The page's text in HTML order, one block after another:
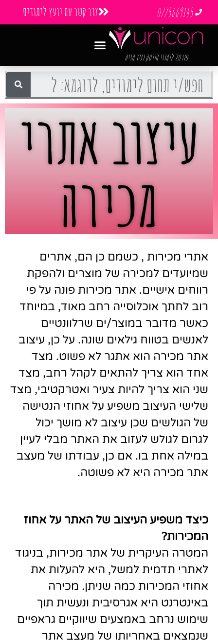
0775669145 צור קשר עם יועץ לימודים
פורטל לימודי הייטק וניו מדיה
עיצוב אתרי
מכירה
אתרי מכירות , כשמם כן הם, אתרים
שמיועדים למכירה של מוצרים ולהפקת
רווחים אישיים. אתר מכירות פונה על פי
רוב לחתך אוכלוסייה רחב מאוד, במיוחד
כאשר מדובר במוצר/ים שרלוונטיים
לאנשים בטווח גילאים שונה. על כן, עיצוב
אתר מכירה הוא אתגר לא פשוט. מצד
אחד הוא צריך להתאים לקהל רחב, מצד
שני הוא צריך להיות צעיר ואטרקטיבי, מצד
שלישי העיצוב משפיע על אחוזי הנטישה
של הגולשים שכן עיצוב לא מושך יכול
לגרום לגולש לעזוב את האתר מבלי לעיין
במילה אחת בו. אם כן, עבודתו של מעצב
אתר מכירה היא לא פשוטה.
כיצד משפיע העיצוב של האתר על אחוז
המכירות?
המטרה העיקרית של אתר מכירות, בניגוד
לאתרי תדמית למשל, היא להעלות את
אחוזי המכירות כמה שניתן. מכירה
באינטרנט היא אגרסיבית ונעשית תוך
שימוש נרחב באמצעים שיווקיים גראפיים
שנמצאים באחריותו של מעצב אתר